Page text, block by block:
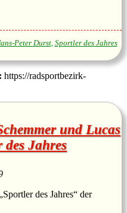
Peter Durst, Sportler des Jahres
https://radsportbezirk-
und Lucas
Jahres
des Jahres“ der